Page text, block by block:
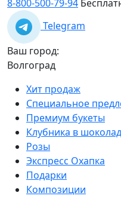
8-800-500-79-94
Telegram
Ваш город:
Волгоград
Хит продаж
Специальное
Премиум букеты
Клубника в
Розы
Экспресс Охапка
Подарки
Композиции